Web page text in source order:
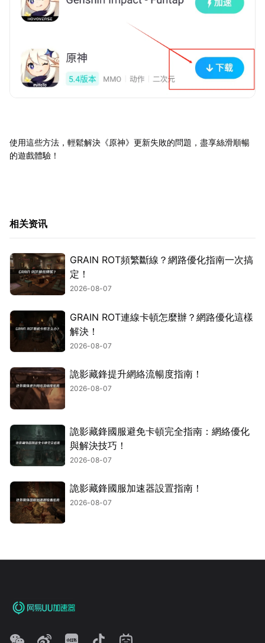
使用這些方法，輕鬆解決《原神》更新失敗的問題，盡享絲滑順暢
的遊戲體驗！
相关资讯
GRAIN ROT頻繁斷線？網路優化指南一次搞
定！
2026-08-07
GRAIN ROT連線卡頓怎麼辦？網路優化這樣
解決！
2026-08-07
詭影藏鋒提升網絡流暢度指南！
2026-08-07
詭影藏鋒國服避免卡頓完全指南：網絡優化
與解決技巧！
2026-08-07
詭影藏鋒國服加速器設置指南！
2026-08-07